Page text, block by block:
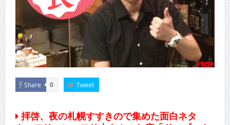
Share 0 Tweet
拝啓、夜の札幌すすきので集めた面白ネタ